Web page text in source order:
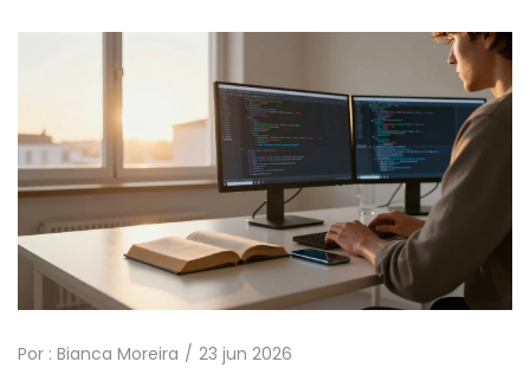
Por : Bianca Moreira 23 jun 2026